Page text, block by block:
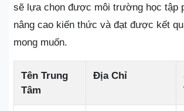
sẽ lựa chọn được môi trường học tập
nâng cao kiến thức và đạt được kết
mong muốn.
Tên Trung
Tâm
Địa Chỉ